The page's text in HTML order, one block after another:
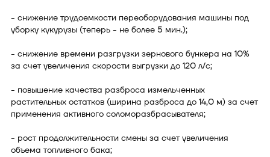
- снижение трудоемкости переоборудования машины под
уборку кукурузы (теперь - не более 5 мин.);
- снижение времени разгрузки зернового бункера на 10%
за счет увеличения скорости выгрузки до 120 л/с;
- повышение качества разброса измельченных
растительных остатков (ширина разброса до 14,0 м) за счет
применения активного соломоразбрасывателя;
- рост продолжительности смены за счет увеличения
объема топливного бака;